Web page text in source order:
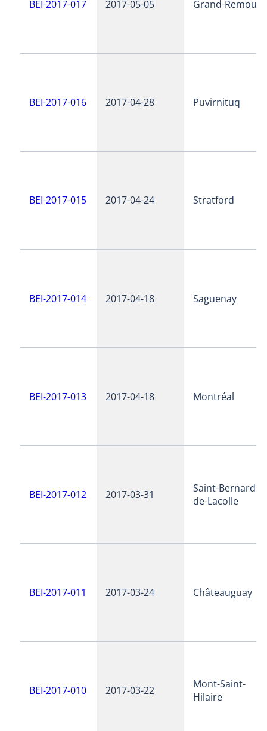
BEI-2017-017 2017-05-05 Grand-Remous
BEI-2017-016 2017-04-28 Puvirnituq
BEI-2017-015 2017-04-24 Stratford
BEI-2017-014 2017-04-18 Saguenay
BEI-2017-013 2017-04-18 Montréal
BEI-2017-012 2017-03-31
Saint-Bernard-
de-Lacolle
BEI-2017-011 2017-03-24 Châteauguay
BEI-2017-010 2017-03-22
Mont-Saint-
Hilaire